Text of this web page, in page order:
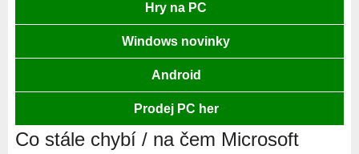
Hry na PC
Windows novinky
Android
Prodej PC her
Co stále chybí / na čem Microsoft